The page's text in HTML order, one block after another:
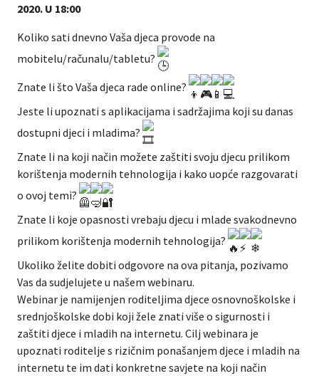
2020. U 18:00
Koliko sati dnevno Vaša djeca provode na
mobitelu/računalu/tabletu?
Znate li što Vaša djeca rade online?
Jeste li upoznati s aplikacijama i sadržajima koji su danas
dostupni djeci i mladima?
Znate li na koji način možete zaštiti svoju djecu prilikom
korištenja modernih tehnologija i kako uopće razgovarati
o ovoj temi?
Znate li koje opasnosti vrebaju djecu i mlade svakodnevno
prilikom korištenja modernih tehnologija?
Ukoliko želite dobiti odgovore na ova pitanja, pozivamo
Vas da sudjelujete u našem webinaru.
Webinar je namijenjen roditeljima djece osnovnoškolske i
srednjoškolske dobi koji žele znati više o sigurnosti i
zaštiti djece i mladih na internetu. Cilj webinara je
upoznati roditelje s rizičnim ponašanjem djece i mladih na
internetu te im dati konkretne savjete na koji način